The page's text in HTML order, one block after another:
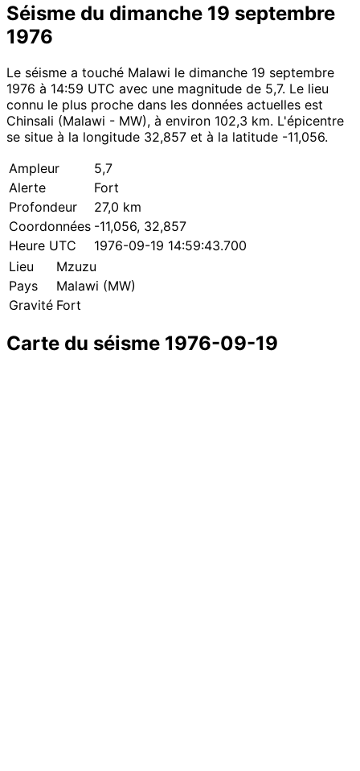
Séisme du dimanche 19 septembre
1976
Le séisme a touché Malawi le dimanche 19 septembre
1976 à 14:59 UTC avec une magnitude de 5,7. Le lieu
connu le plus proche dans les données actuelles est
Chinsali (Malawi - MW), à environ 102,3 km. L'épicentre
se situe à la longitude 32,857 et à la latitude -11,056.
Ampleur
5,7
Alerte
Fort
Profondeur
27,0 km
Coordonnées -11,056, 32,857
Heure UTC
1976-09-19 14:59:43.700
Lieu
Mzuzu
Pays
Malawi (MW)
Gravité Fort
Carte du séisme 1976-09-19